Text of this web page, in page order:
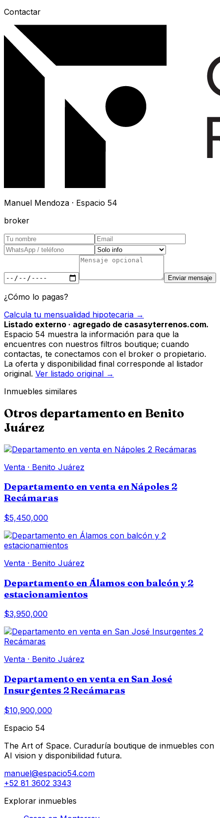
Contactar
Manuel Mendoza · Espacio 54
broker
Enviar mensaje
¿Cómo lo pagas?
Calcula tu mensualidad hipotecaria →
Listado externo · agregado de casasyterrenos.com.
Espacio 54 muestra la información para que la
encuentres con nuestros filtros boutique; cuando
contactas, te conectamos con el broker o propietario.
La oferta y disponibilidad final corresponde al listador
original. Ver listado original →
Inmuebles similares
Otros departamentoen Benito
Juárez
Venta · Benito Juárez
Departamento en venta en Nápoles 2
Recámaras
$5,450,000
Venta · Benito Juárez
Departamento en Álamos con balcón y 2
estacionamientos
$3,950,000
Venta · Benito Juárez
Departamento en venta en San José
Insurgentes 2 Recámaras
$10,900,000
Espacio 54
The Art of Space. Curaduría boutique de inmuebles con
AI vision y disponibilidad futura.
manuel@espacio54.com
+52 81 3602 3343
Explorar inmuebles